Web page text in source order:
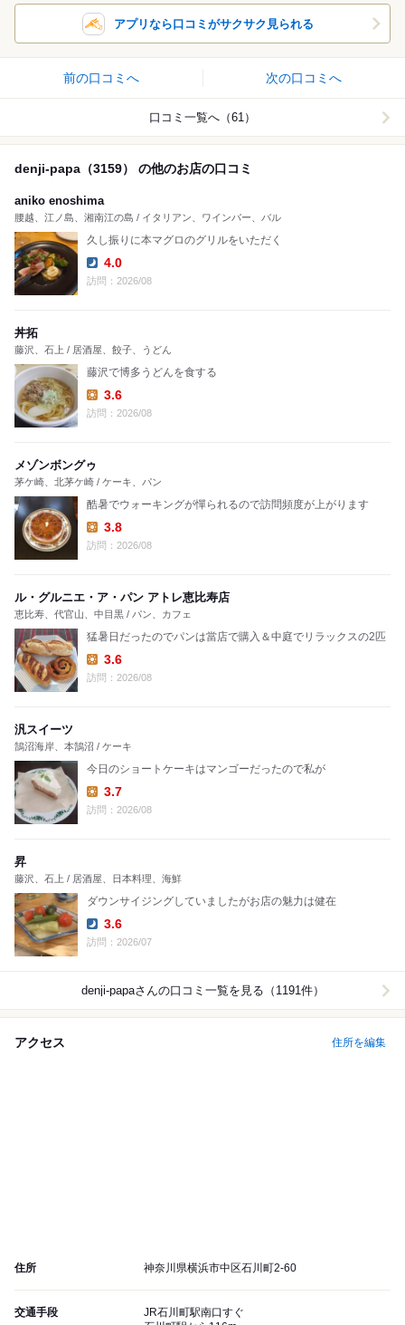
アプリなら口コミがサクサク見られる
前の口コミへ 次の口コミへ
口コミ一覧へ（61）
denji-papa（3159） の他のお店の口コミ
aniko enoshima
腰越、江ノ島、湘南江の島 / イタリアン、ワインバー、バル
久し振りに本マグロのグリルをいただく
Dinner:
4.0
訪問：2026/08
丼拓
藤沢、石上 / 居酒屋、餃子、うどん
藤沢で博多うどんを食する
Lunch:
3.6
訪問：2026/08
メゾンボングゥ
茅ケ崎、北茅ケ崎 / ケーキ、パン
酷暑でウォーキングが憚られるので訪問頻度が上がります
Lunch:
3.8
訪問：2026/08
ル・グルニエ・ア・パン アトレ恵比寿店
恵比寿、代官山、中目黒 / パン、カフェ
猛暑日だったのでパンは當店で購入＆中庭でリラックスの2匹
Lunch:
3.6
訪問：2026/08
汎スイーツ
鵠沼海岸、本鵠沼 / ケーキ
今日のショートケーキはマンゴーだったので私が
Lunch:
3.7
訪問：2026/08
昇
藤沢、石上 / 居酒屋、日本料理、海鮮
ダウンサイジングしていましたがお店の魅力は健在
Dinner:
3.6
訪問：2026/07
denji-papaさんの口コミ一覧を見る（1191件）
アクセス 住所を編集
住所 神奈川県横浜市中区石川町2-60
交通手段
JR石川町駅南口すぐ